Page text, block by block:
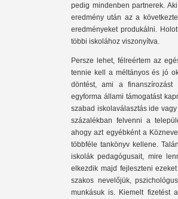
pedig mindenben partnerek.
eredmény után az a
eredményeket produkálni.
többi iskolához viszonyítva.
Persze lehet, félreértem az
tennie kell a méltányos és jó
döntést, ami a finanszírozást
egyforma állami támogatást
szabad iskolaválasztás ide
százalékban felvenni a
ahogy azt egyébként a
többféle tankönyv kellene.
iskolák pedagógusait, mire
elkezdik majd fejleszteni
szakos nevelőjük,
munkásuk is. Kiemelt fizetést